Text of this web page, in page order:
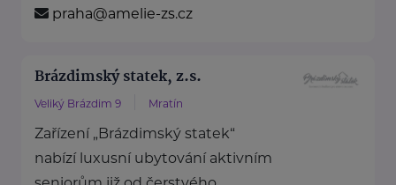
praha@amelie-zs.cz
Brázdimský statek, z.s.
Veliký Brázdim 9 Mratín
Zařízení „Brázdimský statek“
nabízí luxusní ubytování aktivním